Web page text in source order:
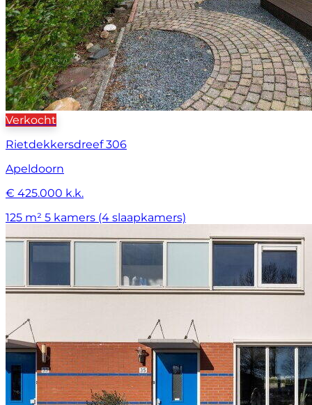
Verkocht
Rietdekkersdreef 306
Apeldoorn
€ 425.000 k.k.
125 m² 5 kamers (4 slaapkamers)